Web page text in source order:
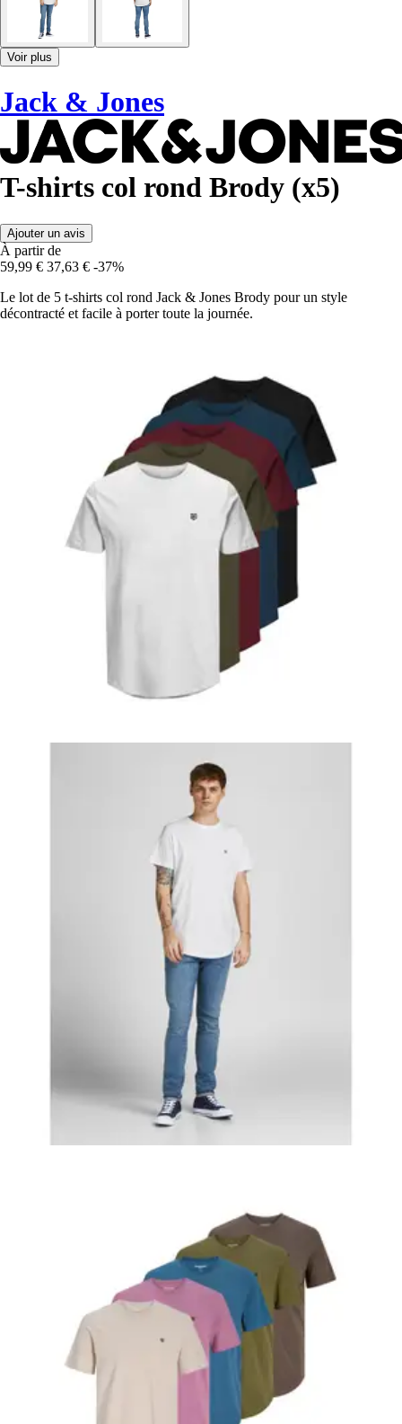
Voir plus
Jack & Jones
T-shirts col rond Brody (x5)
Ajouter un avis
À partir de
59,99 € 37,63 € -37%
Le lot de 5 t-shirts col rond Jack & Jones Brody pour un style
décontracté et facile à porter toute la journée.